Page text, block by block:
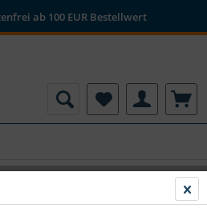
ab 100 EUR Bestellwert
aus Edelstahl A4